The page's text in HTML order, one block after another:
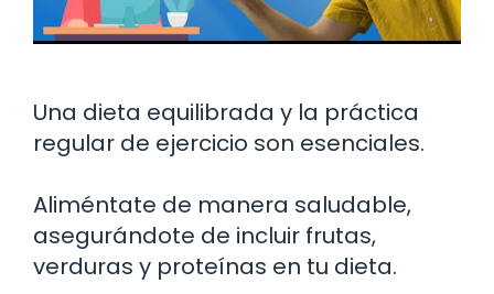
Una dieta equilibrada y la práctica
regular de ejercicio son esenciales.
Aliméntate de manera saludable,
asegurándote de incluir frutas,
verduras y proteínas en tu dieta.